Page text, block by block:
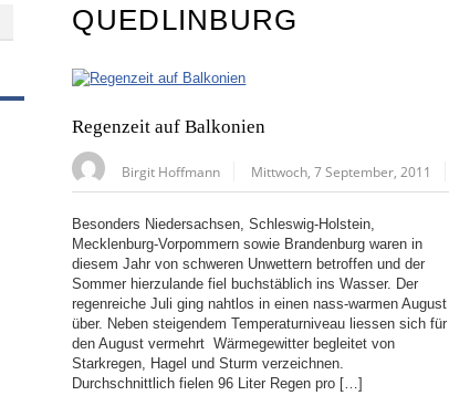
QUEDLINBURG
Regenzeit auf Balkonien
Birgit Hoffmann Mittwoch, 7 September, 2011
Besonders Niedersachsen, Schleswig-Holstein,
Mecklenburg-Vorpommern sowie Brandenburg waren in
diesem Jahr von schweren Unwettern betroffen und der
Sommer hierzulande fiel buchstäblich ins Wasser. Der
regenreiche Juli ging nahtlos in einen nass-warmen August
über. Neben steigendem Temperaturniveau liessen sich für
den August vermehrt Wärmegewitter begleitet von
Starkregen, Hagel und Sturm verzeichnen.
Durchschnittlich fielen 96 Liter Regen pro […]